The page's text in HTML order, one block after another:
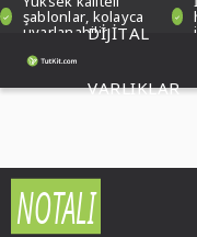
şablonlar, kolayca
uyarlanabilirDIJITAL
VARLIKLAR
NOTALI